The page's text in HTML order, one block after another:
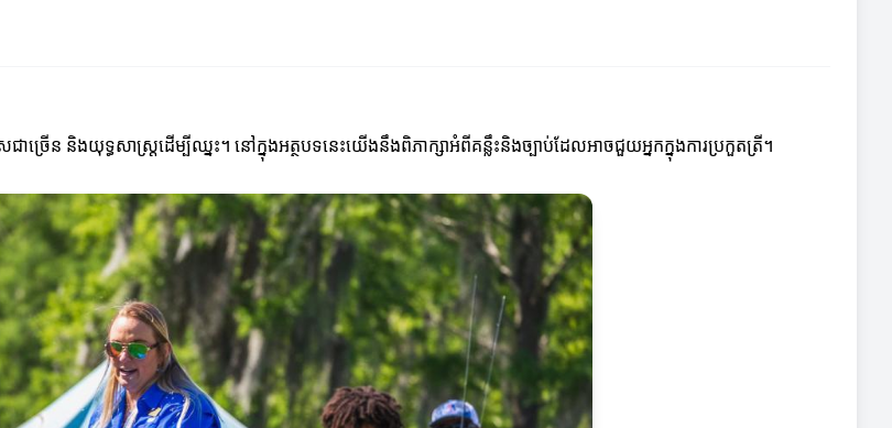
សជាច្រើន និងយុទ្ធសាស្ត្រដើម្បីឈ្នះ។ នៅក្នុងអត្ថបទនេះយើងនឹងពិភាក្សាអំពីគន្លឹះនិងច្បាប់ដែលអាចជួយអ្នកក្នុងការប្រកួតត្រី។